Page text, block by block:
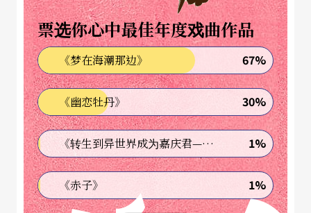
儿，通常要十年到廿年的基本功才能养成，学戏过
程中折损的不说，能坚持到最后，甚至选择以戏曲
舞台为终生行业，凭借的不仅是祖师爷赏饭吃，还
要多一份超乎常人的毅力和使命感。即使是台湾近
年的传统戏曲以新编戏为主流、强调剧本，导演到
舞台元素整合的总体剧场思维，借以扬长补短。然
而，作为创新根柢的传统不能断、老功夫不能丧。
究竟，戏曲人才断层的现象究竟有多严重？吴兴国
票选你心中最佳年度戏曲作品
《梦在海潮那边》 67%
《幽恋牡丹》 30%
《转生到异世界成为嘉庆君—发现我的祖先是诈骗集团!?》 1%
《赤子》 1%